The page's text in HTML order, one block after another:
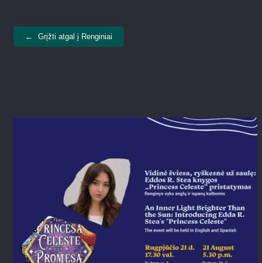
← Grįžti atgal į Renginiai